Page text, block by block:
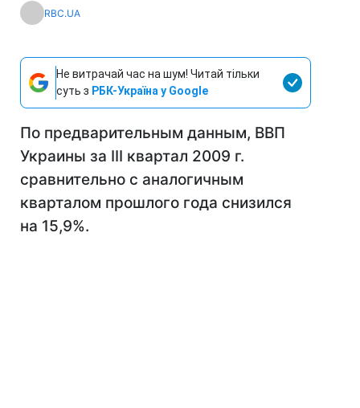
RBC.UA
Не витрачай час на шум! Читай тільки
суть з РБК-Україна у Google
По предварительным данным, ВВП
Украины за ІIІ квартал 2009 г.
сравнительно с аналогичным
кварталом прошлого года снизился
на 15,9%.